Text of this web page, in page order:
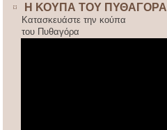
Η ΚΟΥΠΑ ΤΟΥ ΠΥΘΑΓΟΡΑ
Κατασκευάστε την κούπα
του Πυθαγόρα